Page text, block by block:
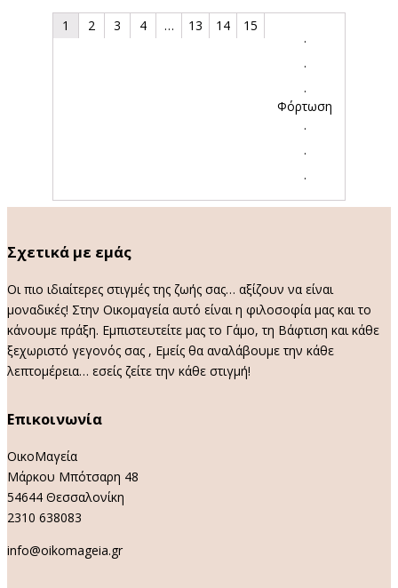
1 2 3 4 … 13 14 15
.
.
.
Φόρτωση
.
.
.
Σχετικά με εμάς
Οι πιο ιδιαίτερες στιγμές της ζωής σας… αξίζουν να είναι
μοναδικές! Στην Οικομαγεία αυτό είναι η φιλοσοφία μας και το
κάνουμε πράξη. Εμπιστευτείτε μας το Γάμο, τη Βάφτιση και κάθε
ξεχωριστό γεγονός σας , Εμείς θα αναλάβουμε την κάθε
λεπτομέρεια… εσείς ζείτε την κάθε στιγμή!
Επικοινωνία
ΟικοΜαγεία
Μάρκου Μπότσαρη 48
54644 Θεσσαλονίκη
2310 638083
info@oikomageia.gr